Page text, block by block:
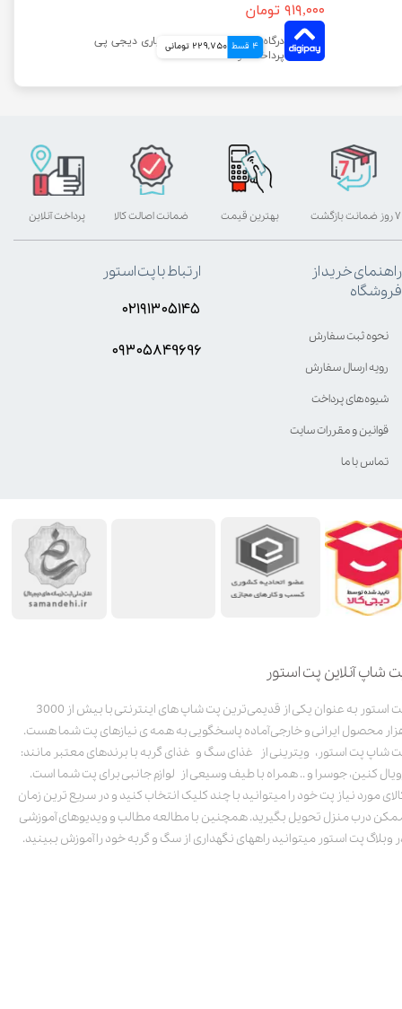
۹۱۹,۰۰۰ تومان
4 قسط 229,750 تومانی
شاپ آنلاین پت استور
پت استور به عنوان یکی از قدیمی‌ترین پت شاپ های اینترنتی با بیش از 3000
محصول ایرانی و خارجی آماده پاسخگویی به همه ی نیازهای پت شما هست.
شاپ پت استور، ویترینی از غذای سگ و غذای گربه با برندهای معتبر مانند:
کنین، جوسرا و .. همراه با طیف وسیعی از لوازم جانبی برای پت شما است.
مورد نیاز پت خود را میتوانید با چند کلیک انتخاب کنید و در سریع ترین زمان
درب منزل تحویل بگیرید. همچنین با مطالعه مطالب و ویدیوهای آموزشی
وبلاگ پت استور میتوانید راههای نگهداری از سگ و گربه خود را آموزش ببینید.
بهترین قیمت پرداخت آنلاین ۷ روز ضمانت بازگشت ضمانت اصالت کالا
راهنمای خرید از
فروشگاه
نحوه ثبت سفارش
رویه ارسال سفارش
شیوه‌های پرداخت
قوانین و مقررات سایت
تماس با ما
ارتباط با پت استور
۰۲۱۹۱۳۰۵۱۴۵
۰۹۳۰۵8۴9696